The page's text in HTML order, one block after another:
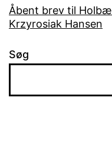
Åbent brev til
Krzyrosiak Hansen
Søg